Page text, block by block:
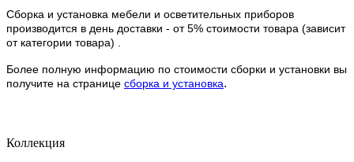
Сборка и установка мебели и осветительных приборов
производится в день доставки - от 5% стоимости товара (зависит
от категории товара) .
Более полную информацию по стоимости сборки и установки вы
получите на странице сборка и установка.
Коллекция